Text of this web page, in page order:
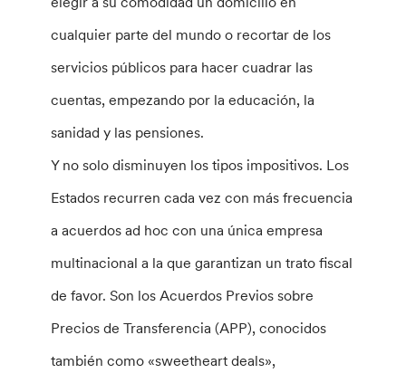
cualquier parte del mundo o recortar de los
servicios públicos para hacer cuadrar las
cuentas, empezando por la educación, la
sanidad y las pensiones.
Y no solo disminuyen los tipos impositivos. Los
Estados recurren cada vez con más frecuencia
a acuerdos ad hoc con una única empresa
multinacional a la que garantizan un trato fiscal
de favor. Son los Acuerdos Previos sobre
Precios de Transferencia (APP), conocidos
también como «sweetheart deals»,